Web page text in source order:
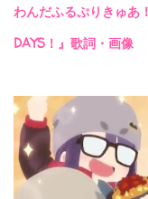
わんだふるぷりきゅ
DAYS！』歌詞・画像